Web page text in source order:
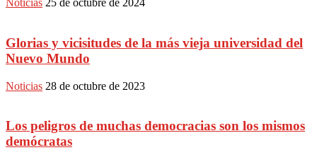
Noticias 25 de octubre de 2024
Glorias y vicisitudes de la más vieja universidad del
Nuevo Mundo
Noticias 28 de octubre de 2023
Los peligros de muchas democracias son los mismos
demócratas